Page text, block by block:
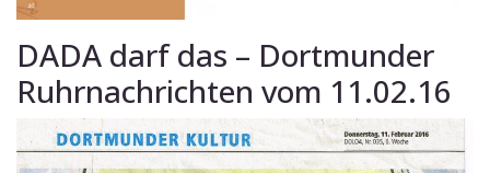
DADA darf das – Dortmunder
Ruhrnachrichten vom 11.02.16